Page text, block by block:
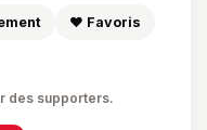
❤️ Favoris
des supporters.